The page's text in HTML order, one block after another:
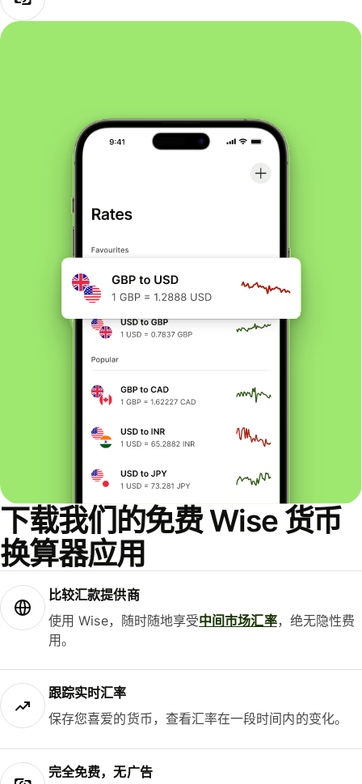
下载我们的免费 Wise 货币
换算器应用
比较汇款提供商
使用 Wise，随时随地享受中间市场汇率，绝无隐性费
用。
跟踪实时汇率
保存您喜爱的货币，查看汇率在一段时间内的变化。
完全免费，无广告